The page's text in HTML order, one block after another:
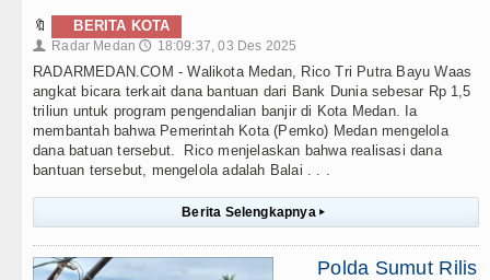
🔖 BERITA KOTA
👤 Radar Medan 🕔 18:09:37, 03 Des 2025
RADARMEDAN.COM - Walikota Medan, Rico Tri Putra Bayu Waas
angkat bicara terkait dana bantuan dari Bank Dunia sebesar Rp 1,5
triliun untuk program pengendalian banjir di Kota Medan. Ia
membantah bahwa Pemerintah Kota (Pemko) Medan mengelola
dana batuan tersebut. Rico menjelaskan bahwa realisasi dana
bantuan tersebut, mengelola adalah Balai . . .
Berita Selengkapnya ▸
Polda Sumut Rilis